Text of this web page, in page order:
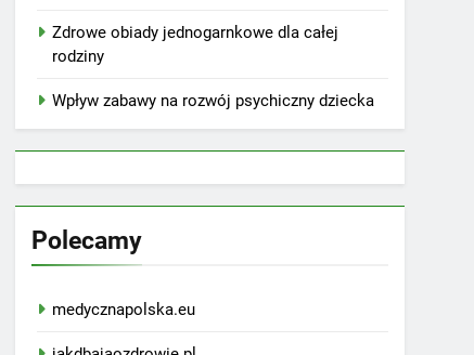
Zdrowe obiady jednogarnkowe dla całej
rodziny
Wpływ zabawy na rozwój psychiczny dziecka
Polecamy
medycznapolska.eu